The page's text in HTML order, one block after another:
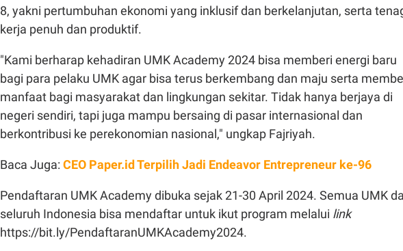
8, yakni pertumbuhan ekonomi yang inklusif dan berkelanjutan, serta
kerja penuh dan produktif.
"Kami berharap kehadiran UMK Academy 2024 bisa memberi energi baru
bagi para pelaku UMK agar bisa terus berkembang dan maju serta
manfaat bagi masyarakat dan lingkungan sekitar. Tidak hanya berjaya di
negeri sendiri, tapi juga mampu bersaing di pasar internasional dan
berkontribusi ke perekonomian nasional," ungkap Fajriyah.
Baca Juga: CEO Paper.id Terpilih Jadi Endeavor Entrepreneur ke-96
Pendaftaran UMK Academy dibuka sejak 21-30 April 2024. Semua UMK
seluruh Indonesia bisa mendaftar untuk ikut program melalui link
https://bit.ly/PendaftaranUMKAcademy2024.